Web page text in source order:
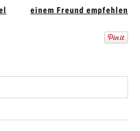
einem Freund empfehlen